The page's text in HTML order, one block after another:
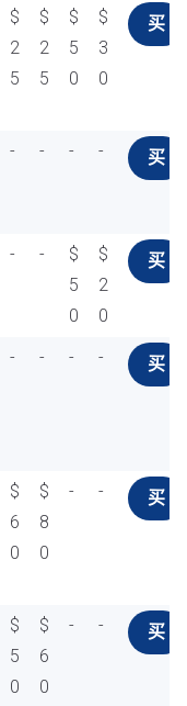
$
2
5
$
2
5
$
5
0
$
3
0
买
- - - - 买
- -
$
5
0
$
2
0
买
- - - - 买
$
6
0
$
8
0
- - 买
$
5
0
$
6
0
- - 买